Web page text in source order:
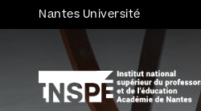
Nantes Université